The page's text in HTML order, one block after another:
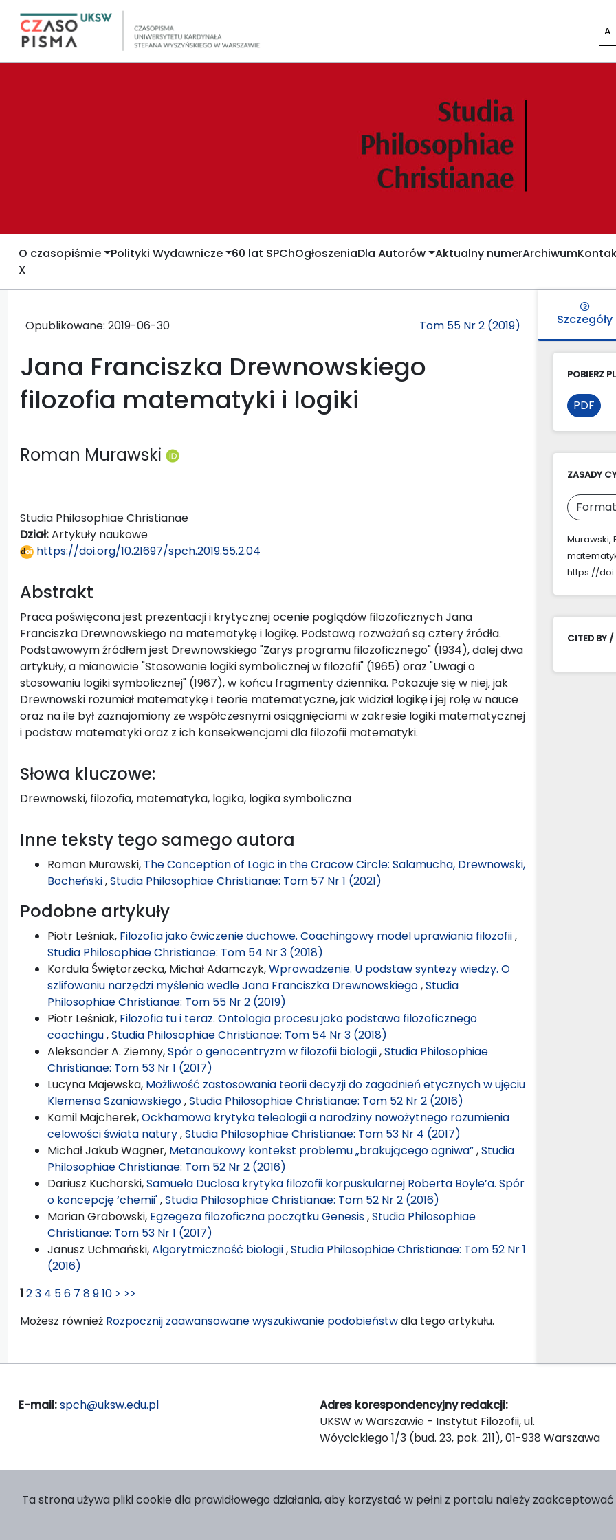
A
O czasopiśmie Polityki Wydawnicze 60 lat SPChOgłoszeniaDla Autorów Aktualny numerArchiwum
X
Opublikowane: 2019-06-30 Tom 55 Nr 2 (2019)
Jana Franciszka Drewnowskiego
filozofia matematyki i logiki
Roman Murawski
Studia Philosophiae Christianae
Dział:Artykuły naukowe
https://doi.org/10.21697/spch.2019.55.2.04
Abstrakt
Praca poświęcona jest prezentacji i krytycznej ocenie poglądów filozoficznych Jana
Franciszka Drewnowskiego na matematykę i logikę. Podstawą rozważań są cztery źródła.
Podstawowym źródłem jest Drewnowskiego "Zarys programu filozoficznego" (1934), dalej dwa
artykuły, a mianowicie "Stosowanie logiki symbolicznej w filozofii" (1965) oraz "Uwagi o
stosowaniu logiki symbolicznej" (1967), w końcu fragmenty dziennika. Pokazuje się w niej, jak
Drewnowski rozumiał matematykę i teorie matematyczne, jak widział logikę i jej rolę w nauce
oraz na ile był zaznajomiony ze współczesnymi osiągnięciami w zakresie logiki matematycznej
i podstaw matematyki oraz z ich konsekwencjami dla filozofii matematyki.
Słowa kluczowe:
Drewnowski, filozofia, matematyka, logika, logika symboliczna
Inne teksty tego samego autora
Roman Murawski, The Conception of Logic in the Cracow Circle: Salamucha, Drewnowski,
Bocheński,Studia Philosophiae Christianae: Tom 57 Nr 1 (2021)
Podobne artykuły
Piotr Leśniak, Filozofia jako ćwiczenie duchowe. Coachingowy model uprawiania filozofii,
Studia Philosophiae Christianae: Tom 54 Nr 3 (2018)
Kordula Świętorzecka, Michał Adamczyk,Wprowadzenie. U podstaw syntezy wiedzy. O
szlifowaniu narzędzi myślenia wedle Jana Franciszka Drewnowskiego,Studia
Philosophiae Christianae: Tom 55 Nr 2 (2019)
Piotr Leśniak, Filozofia tu i teraz. Ontologia procesu jako podstawa filozoficznego
coachingu,Studia Philosophiae Christianae: Tom 54 Nr 3 (2018)
Aleksander A. Ziemny,Spór o genocentryzm w filozofii biologii,Studia Philosophiae
Christianae: Tom 53 Nr 1 (2017)
Lucyna Majewska, Możliwość zastosowania teorii decyzji do zagadnień etycznych w ujęciu
Klemensa Szaniawskiego,Studia Philosophiae Christianae: Tom 52 Nr 2 (2016)
Kamil Majcherek,Ockhamowa krytyka teleologii a narodziny nowożytnego rozumienia
celowości świata natury,Studia Philosophiae Christianae: Tom 53 Nr 4 (2017)
Michał Jakub Wagner, Metanaukowy kontekst problemu „brakującego ogniwa”,Studia
Philosophiae Christianae: Tom 52 Nr 2 (2016)
Dariusz Kucharski,Samuela Duclosa krytyka filozofii korpuskularnej Roberta Boyle’a. Spór
o koncepcję ‘chemii',Studia Philosophiae Christianae: Tom 52 Nr 2 (2016)
Marian Grabowski, Egzegeza filozoficzna początku Genesis,Studia Philosophiae
Christianae: Tom 53 Nr 1 (2017)
Janusz Uchmański,Algorytmiczność biologii,Studia Philosophiae Christianae: Tom 52 Nr 1
(2016)
123 4 56 7 8910 > >>
Możesz również Rozpocznij zaawansowane wyszukiwanie podobieństwdla tego artykułu.
Szczegóły
POBIERZ
PDF
ZASADY
Murawski,
https://
CITED BY /
E-mail:spch@uksw.edu.pl
Adres korespondencyjny redakcji:
UKSW w Warszawie - Instytut Filozofii, ul.
Wóycickiego 1/3 (bud. 23, pok. 211), 01-938 Warszawa
Ta strona używa pliki cookie dla prawidłowego działania, aby korzystać w pełni z portalu należy